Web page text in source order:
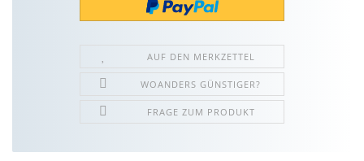
AUF DEN MERKZETTEL
WOANDERS GÜNSTIGER?
FRAGE ZUM PRODUKT